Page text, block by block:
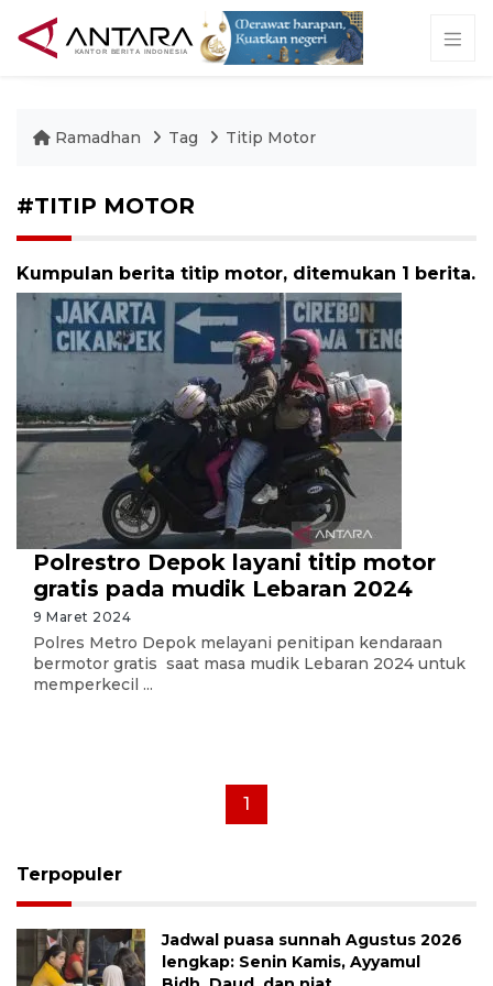
Ramadhan Tag Titip Motor
#TITIP MOTOR
Kumpulan berita titip motor, ditemukan 1 berita.
Polrestro Depok layani titip motor
gratis pada mudik Lebaran 2024
9 Maret 2024
Polres Metro Depok melayani penitipan kendaraan
bermotor gratis saat masa mudik Lebaran 2024 untuk
memperkecil ...
1
Terpopuler
Jadwal puasa sunnah Agustus 2026
lengkap: Senin Kamis, Ayyamul